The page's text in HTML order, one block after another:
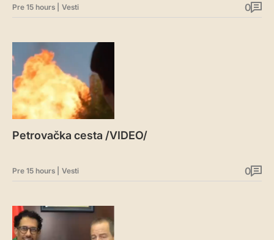
Pre 15 hours Vesti 0
Petrovačka cesta /VIDEO/
Pre 15 hours Vesti 0